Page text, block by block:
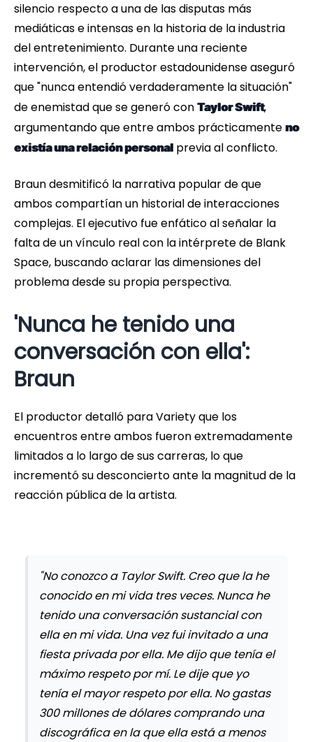
silencio respecto a una de las disputas más
mediáticas e intensas en la historia de la industria
del entretenimiento. Durante una reciente
intervención, el productor estadounidense aseguró
que "nunca entendió verdaderamente la situación"
de enemistad que se generó con Taylor Swift,
argumentando que entre ambos prácticamente no
existía una relación personal previa al conflicto.
Braun desmitificó la narrativa popular de que
ambos compartían un historial de interacciones
complejas. El ejecutivo fue enfático al señalar la
falta de un vínculo real con la intérprete de Blank
Space, buscando aclarar las dimensiones del
problema desde su propia perspectiva.
'Nunca he tenido una
conversación con ella':
Braun
El productor detalló para Variety que los
encuentros entre ambos fueron extremadamente
limitados a lo largo de sus carreras, lo que
incrementó su desconcierto ante la magnitud de la
reacción pública de la artista.
"No conozco a Taylor Swift. Creo que la he
conocido en mi vida tres veces. Nunca he
tenido una conversación sustancial con
ella en mi vida. Una vez fui invitado a una
fiesta privada por ella. Me dijo que tenía el
máximo respeto por mí. Le dije que yo
tenía el mayor respeto por ella. No gastas
300 millones de dólares comprando una
discográfica en la que ella está a menos